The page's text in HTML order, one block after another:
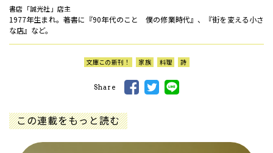
書店「誠光社」店主
1977年生まれ。著書に『90年代のこと 僕の修業時代』、『街を変える小さ
な店』など。
文庫この新刊！ 家族 料理 詩
Share
この連載をもっと読む